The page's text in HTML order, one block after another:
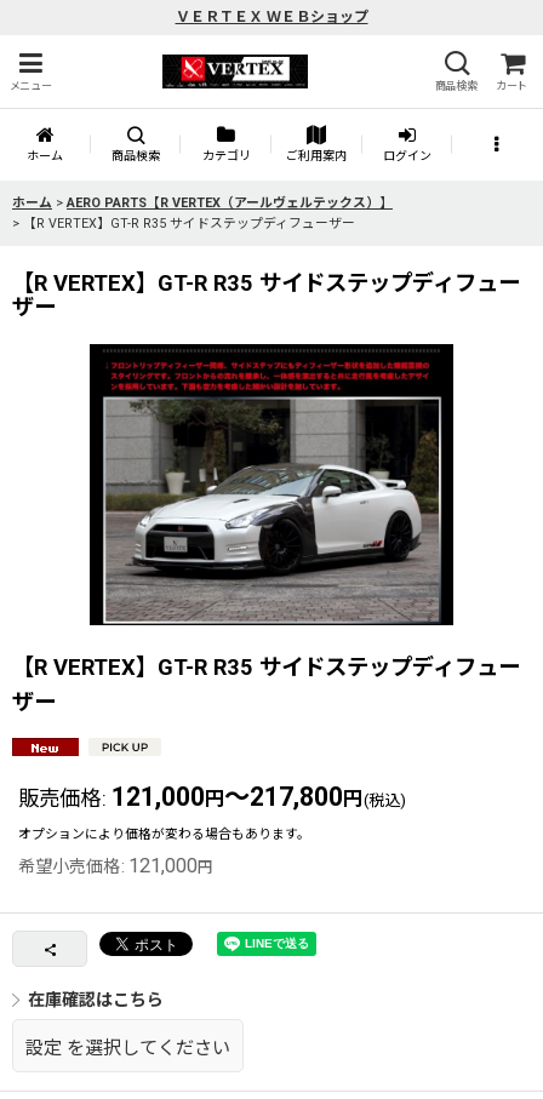
ＶＥＲＴＥＸ ＷＥＢショップ
メニュー 商品検索 カート
ホーム 商品検索 カテゴリ ご利用案内 ログイン
ホーム > AERO PARTS【R VERTEX（アールヴェルテックス）】
>
【R VERTEX】GT-R R35 サイドステップディフューザー
【R VERTEX】GT-R R35 サイドステップディフュー
ザー
【R VERTEX】GT-R R35 サイドステップディフュー
ザー
販売価格: 121,000 円 ～217,800 円 (税込)
オプションにより価格が変わる場合もあります。
希望小売価格: 121,000 円
在庫確認はこちら
設定 を選択してください